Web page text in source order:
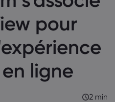
pour
ligne
2 min